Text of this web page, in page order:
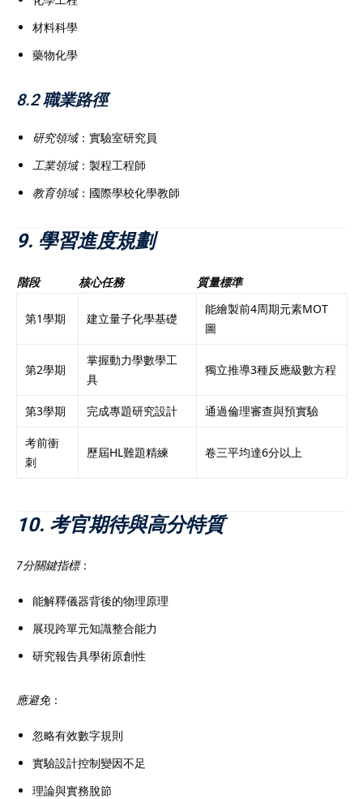
材料科學
藥物化學
8.2 職業路徑
研究領域：實驗室研究員
工業領域：製程工程師
教育領域：國際學校化學教師
9. 學習進度規劃
階段 核心任務 質量標準
第1學期 建立量子化學基礎
能繪製前4周期元素MOT
圖
第2學期
掌握動力學數學工
具
獨立推導3種反應級數方程
第3學期 完成專題研究設計 通過倫理審查與預實驗
考前衝
刺
歷屆HL難題精練 卷三平均達6分以上
10. 考官期待與高分特質
7分關鍵指標：
能解釋儀器背後的物理原理
展現跨單元知識整合能力
研究報告具學術原創性
應避免 ：
忽略有效數字規則
實驗設計控制變因不足
理論與實務脫節